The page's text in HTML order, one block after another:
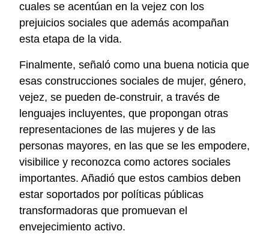
cuales se acentúan en la vejez con los
prejuicios sociales que además acompañan
esta etapa de la vida.
Finalmente, señaló como una buena noticia que
esas construcciones sociales de mujer, género,
vejez, se pueden de-construir, a través de
lenguajes incluyentes, que propongan otras
representaciones de las mujeres y de las
personas mayores, en las que se les empodere,
visibilice y reconozca como actores sociales
importantes. Añadió que estos cambios deben
estar soportados por políticas públicas
transformadoras que promuevan el
envejecimiento activo.